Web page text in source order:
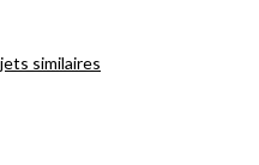
similaires